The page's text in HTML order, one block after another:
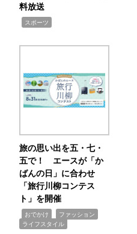
料放送
スポーツ
旅の思い出を五・七・
五で！ エースが「か
ばんの日」に合わせ
「旅行川柳コンテス
ト」を開催
おでかけ ファッション
ライフスタイル